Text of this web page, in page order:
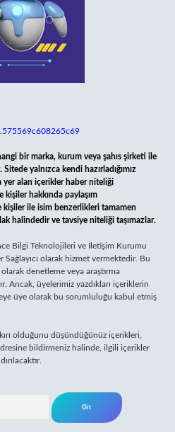
bir marka, kurum veya şahıs şirketi ile
yalnızca kendi hazırladığımız
yer alan içerikler haber niteliği
kişiler hakkında paylaşım
kişiler ile isim benzerlikleri tamamen
halindedir ve tavsiye niteliği taşımazlar.
Bilgi Teknolojileri ve İletişim Kurumu
Sağlayıcı olarak hizmet vermektedir. Bu
denetleme veya araştırma
Ancak, üyelerimiz yazdıkları içeriklerin
üye olarak bu sorumluluğu kabul etmiş
olduğunu düşündüğünüz içerikleri,
bildirmeniz halinde, ilgili içerikler